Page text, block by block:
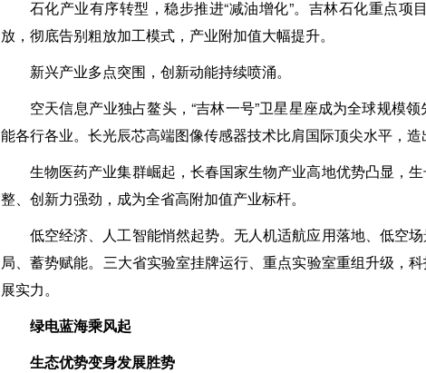
石化产业有序转型，稳步推进“减油增化”。吉林石化重点
放，彻底告别粗放加工模式，产业附加值大幅提升。
新兴产业多点突围，创新动能持续喷涌。
空天信息产业独占鳌头，“吉林一号”卫星星座成为全球规模
能各行各业。长光辰芯高端图像传感器技术比肩国际顶尖水平，造
生物医药产业集群崛起，长春国家生物产业高地优势凸显，
整、创新力强劲，成为全省高附加值产业标杆。
低空经济、人工智能悄然起势。无人机适航应用落地、低空
局、蓄势赋能。三大省实验室挂牌运行、重点实验室重组升级，
展实力。
绿电蓝海乘风起
生态优势变身发展胜势